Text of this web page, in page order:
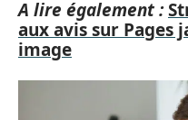
A lire également :
aux avis sur Pages
image